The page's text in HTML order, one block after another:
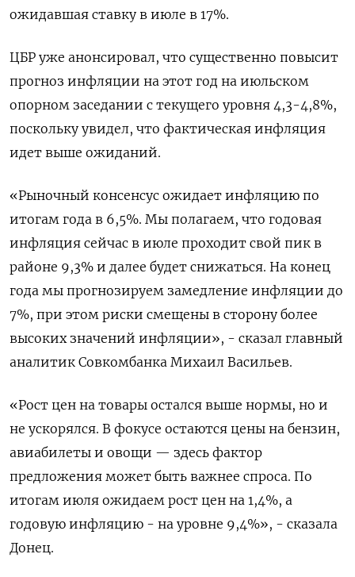
ожидавшая ставку в июле в 17%.
ЦБР уже анонсировал, что существенно повысит
прогноз инфляции на этот год на июльском
опорном заседании с текущего уровня 4,3-4,8%,
поскольку увидел, что фактическая инфляция
идет выше ожиданий.
«Рыночный консенсус ожидает инфляцию по
итогам года в 6,5%. Мы полагаем, что годовая
инфляция сейчас в июле проходит свой пик в
районе 9,3% и далее будет снижаться. На конец
года мы прогнозируем замедление инфляции до
7%, при этом риски смещены в сторону более
высоких значений инфляции», - сказал главный
аналитик Совкомбанка Михаил Васильев.
«Рост цен на товары остался выше нормы, но и
не ускорялся. В фокусе остаются цены на бензин,
авиабилеты и овощи — здесь фактор
предложения может быть важнее спроса. По
итогам июля ожидаем рост цен на 1,4%, а
годовую инфляцию - на уровне 9,4%», - сказала
Донец.